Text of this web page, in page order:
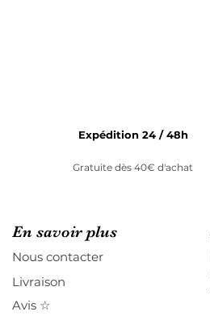
Expédition 24 / 48h
Gratuite dès 40€ d'achat
En savoir plus
Nous contacter
Livraison
Avis ☆